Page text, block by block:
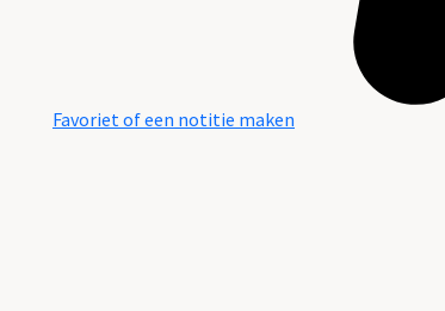
Favoriet of een notitie maken